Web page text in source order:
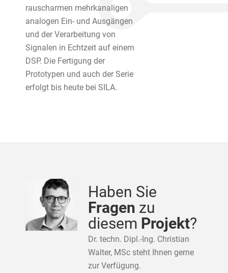
rauscharmen mehrkanaligen
analogen Ein- und Ausgängen
und der Verarbeitung von
Signalen in Echtzeit auf einem
DSP. Die Fertigung der
Prototypen und auch der Serie
erfolgt bis heute bei SILA.
Haben Sie
Fragen zu
diesem Projekt?
Dr. techn. Dipl.-Ing. Christian
Walter, MSc steht Ihnen gerne
zur Verfügung.